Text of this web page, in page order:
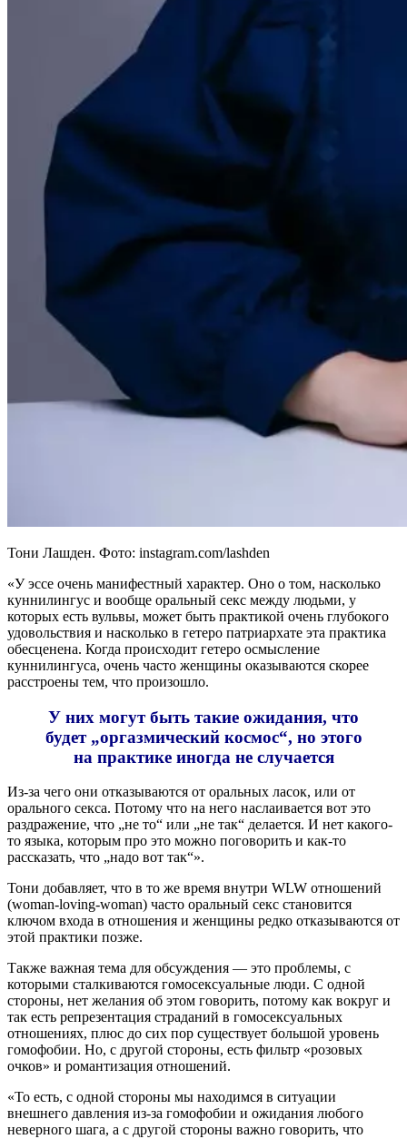
Тони Лашден. Фото: instagram.com/lashden
«У эссе очень манифестный характер. Оно о том, насколько
куннилингус и вообще оральный секс между людьми, у
которых есть вульвы, может быть практикой очень глубокого
удовольствия и насколько в гетеро патриархате эта практика
обесценена. Когда происходит гетеро осмысление
куннилингуса, очень часто женщины оказываются скорее
расстроены тем, что произошло.
У них могут быть такие ожидания, что
будет „оргазмический космос“, но этого
на практике иногда не случается
Из-за чего они отказываются от оральных ласок, или от
орального секса. Потому что на него наслаивается вот это
раздражение, что „не то“ или „не так“ делается. И нет какого-
то языка, которым про это можно поговорить и как-то
рассказать, что „надо вот так“».
Тони добавляет, что в то же время внутри WLW отношений
(woman-loving-woman) часто оральный секс становится
ключом входа в отношения и женщины редко отказываются от
этой практики позже.
Также важная тема для обсуждения — это проблемы, с
которыми сталкиваются гомосексуальные люди. С одной
стороны, нет желания об этом говорить, потому как вокруг и
так есть репрезентация страданий в гомосексуальных
отношениях, плюс до сих пор существует большой уровень
гомофобии. Но, с другой стороны, есть фильтр «розовых
очков» и романтизация отношений.
«То есть, с одной стороны мы находимся в ситуации
внешнего давления из-за гомофобии и ожидания любого
неверного шага, а с другой стороны важно говорить, что